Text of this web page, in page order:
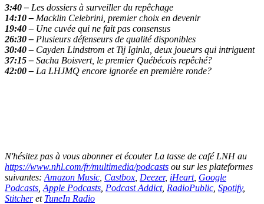
3:40 – Les dossiers à surveiller du repêchage
14:10 – Macklin Celebrini, premier choix en devenir
19:40 – Une cuvée qui ne fait pas consensus
26:30 – Plusieurs défenseurs de qualité disponibles
30:40 – Cayden Lindstrom et Tij Iginla, deux joueurs qui intriguent
37:15 – Sacha Boisvert, le premier Québécois repêché?
42:00 – La LHJMQ encore ignorée en première ronde?
N'hésitez pas à vous abonner et écouter La tasse de café LNH au
https://www.nhl.com/fr/multimedia/podcasts ou sur les plateformes
suivantes: Amazon Music Castbox Deezer, iHeart, Google
Podcasts Apple Podcasts Podcast Addict, RadioPublic Spotify,
Stitcheret TuneIn Radio